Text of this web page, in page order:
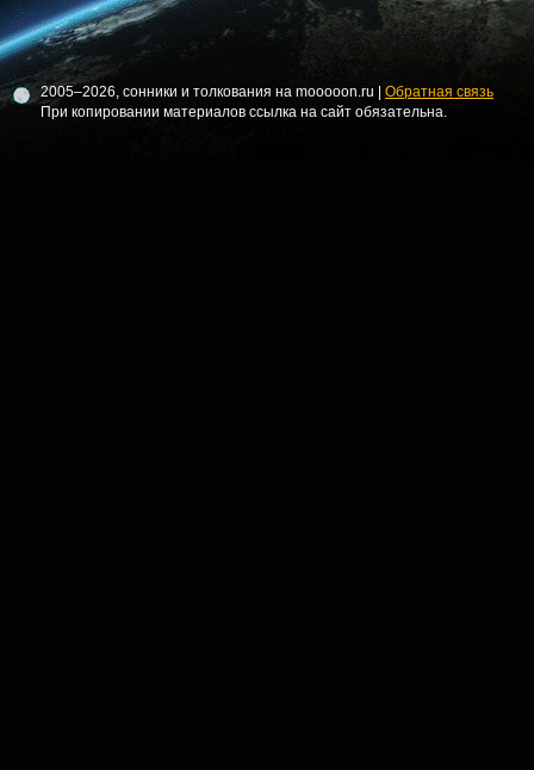
2005–2026, сонники и толкования на mooooon.ru | Обратная связь
При копировании материалов ссылка на сайт обязательна.